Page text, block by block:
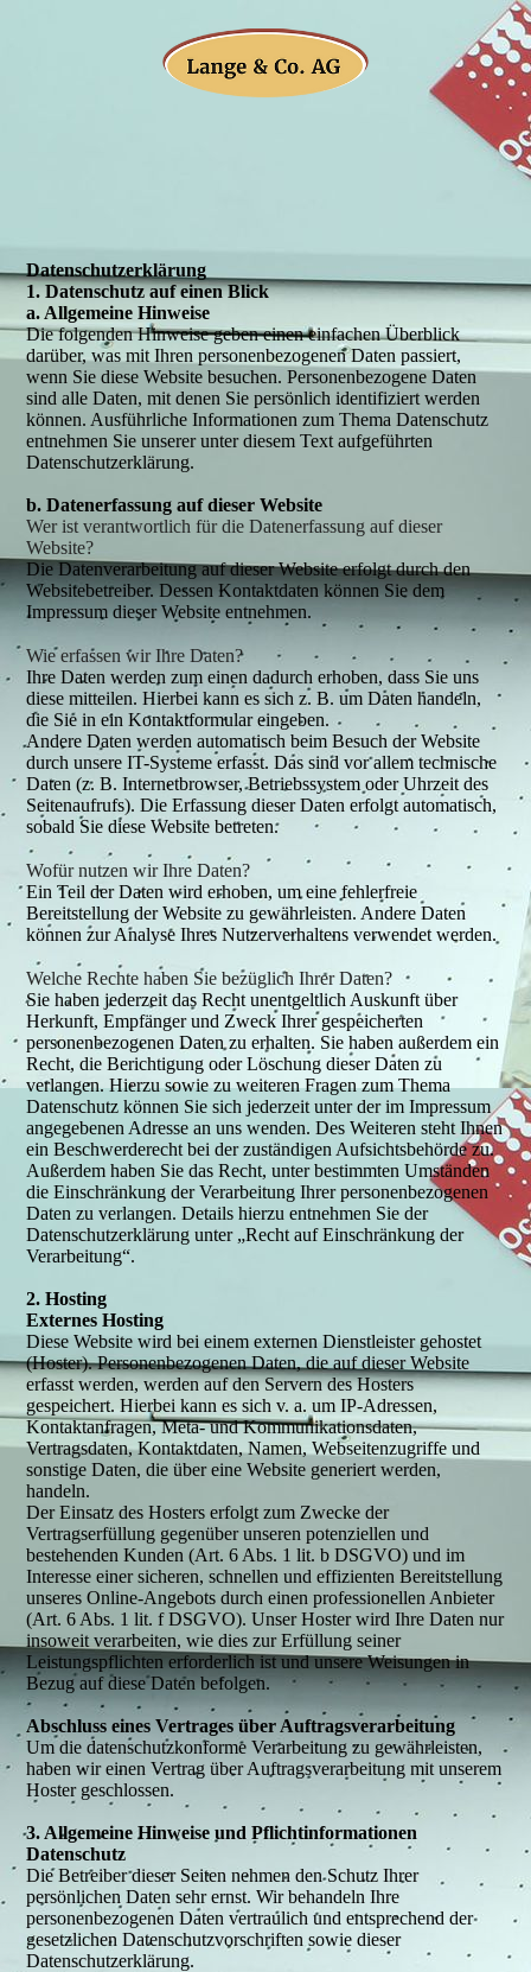
Daten­schutz­erklärung
1. Datenschutz auf einen Blick
a. Allgemeine Hinweise
Die folgenden Hinweise geben einen einfachen Überblick
darüber, was mit Ihren personenbezogenen Daten passiert,
wenn Sie diese Website besuchen. Personenbezogene Daten
sind alle Daten, mit denen Sie persönlich identifiziert werden
können. Ausführliche Informationen zum Thema Datenschutz
entnehmen Sie unserer unter diesem Text aufgeführten
Datenschutzerklärung.
b. Datenerfassung auf dieser Website
Wer ist verantwortlich für die Datenerfassung auf dieser
Website?
Die Datenverarbeitung auf dieser Website erfolgt durch den
Websitebetreiber. Dessen Kontaktdaten können Sie dem
Impressum dieser Website entnehmen.
Wie erfassen wir Ihre Daten?
Ihre Daten werden zum einen dadurch erhoben, dass Sie uns
diese mitteilen. Hierbei kann es sich z. B. um Daten handeln,
die Sie in ein Kontaktformular eingeben.
Andere Daten werden automatisch beim Besuch der Website
durch unsere IT-Systeme erfasst. Das sind vor allem technische
Daten (z. B. Internetbrowser, Betriebssystem oder Uhrzeit des
Seitenaufrufs). Die Erfassung dieser Daten erfolgt automatisch,
sobald Sie diese Website betreten.
Wofür nutzen wir Ihre Daten?
Ein Teil der Daten wird erhoben, um eine fehlerfreie
Bereitstellung der Website zu gewährleisten. Andere Daten
können zur Analyse Ihres Nutzerverhaltens verwendet werden.
Welche Rechte haben Sie bezüglich Ihrer Daten?
Sie haben jederzeit das Recht unentgeltlich Auskunft über
Herkunft, Empfänger und Zweck Ihrer gespeicherten
personenbezogenen Daten zu erhalten. Sie haben außerdem ein
Recht, die Berichtigung oder Löschung dieser Daten zu
verlangen. Hierzu sowie zu weiteren Fragen zum Thema
Datenschutz können Sie sich jederzeit unter der im Impressum
angegebenen Adresse an uns wenden. Des Weiteren steht Ihnen
ein Beschwerderecht bei der zuständigen Aufsichtsbehörde zu.
Außerdem haben Sie das Recht, unter bestimmten Umständen
die Einschränkung der Verarbeitung Ihrer personenbezogenen
Daten zu verlangen. Details hierzu entnehmen Sie der
Datenschutzerklärung unter „Recht auf Einschränkung der
Verarbeitung“.
2. Hosting
Externes Hosting
Diese Website wird bei einem externen Dienstleister gehostet
(Hoster). Personenbezogenen Daten, die auf dieser Website
erfasst werden, werden auf den Servern des Hosters
gespeichert. Hierbei kann es sich v. a. um IP-Adressen,
Kontaktanfragen, Meta- und Kommunikationsdaten,
Vertragsdaten, Kontaktdaten, Namen, Webseitenzugriffe und
sonstige Daten, die über eine Website generiert werden,
handeln.
Der Einsatz des Hosters erfolgt zum Zwecke der
Vertragserfüllung gegenüber unseren potenziellen und
bestehenden Kunden (Art. 6 Abs. 1 lit. b DSGVO) und im
Interesse einer sicheren, schnellen und effizienten Bereitstellung
unseres Online-Angebots durch einen professionellen Anbieter
(Art. 6 Abs. 1 lit. f DSGVO). Unser Hoster wird Ihre Daten nur
insoweit verarbeiten, wie dies zur Erfüllung seiner
Leistungspflichten erforderlich ist und unsere Weisungen in
Bezug auf diese Daten befolgen.
Abschluss eines Vertrages über Auftragsverarbeitung
Um die datenschutzkonforme Verarbeitung zu gewährleisten,
haben wir einen Vertrag über Auftragsverarbeitung mit unserem
Hoster geschlossen.
3. Allgemeine Hinweise und Pflichtinformationen
Datenschutz
Die Betreiber dieser Seiten nehmen den Schutz Ihrer
persönlichen Daten sehr ernst. Wir behandeln Ihre
personenbezogenen Daten vertraulich und entsprechend der
gesetzlichen Datenschutzvorschriften sowie dieser
Datenschutzerklärung.